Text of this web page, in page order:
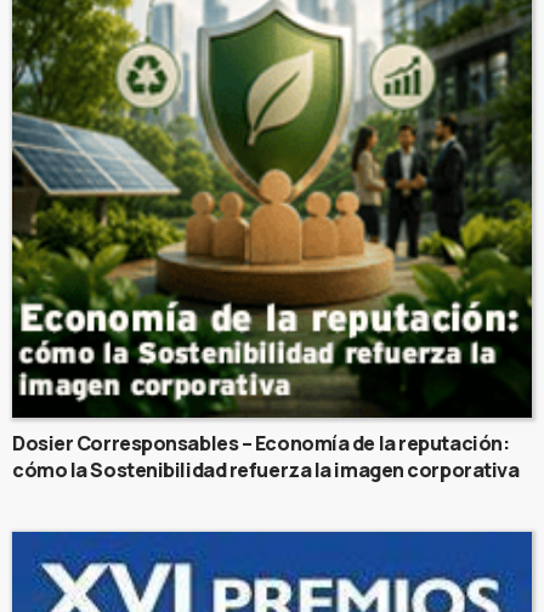
Dosier Corresponsables – Economía de la reputación:
cómo la Sostenibilidad refuerza la imagen corporativa